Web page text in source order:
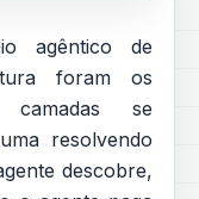
agêntico de
foram os
camadas se
resolvendo
descobre,